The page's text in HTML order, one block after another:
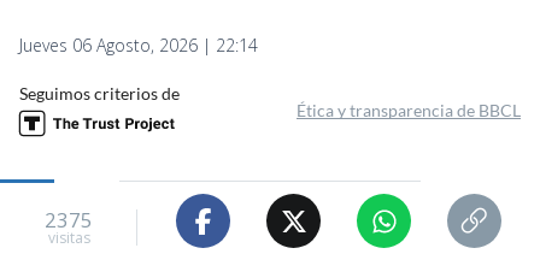
Jueves 06 Agosto, 2026 | 22:14
Seguimos criterios de
Ética y transparencia de BBCL
2375
visitas